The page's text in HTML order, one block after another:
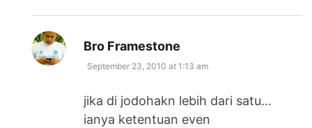
Bro Framestone
September 23, 2010 at 1:13 am
jika di jodohakn lebih dari satu…
ianya ketentuan even